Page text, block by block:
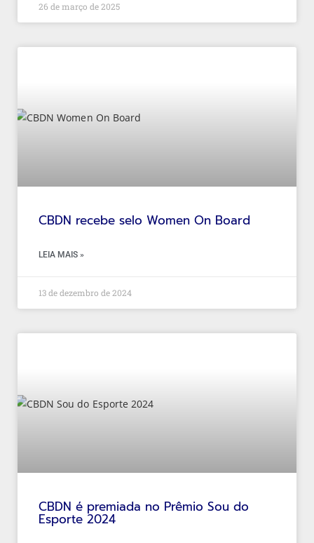
26 de março de 2025
CBDN recebe selo Women On Board
LEIA MAIS »
13 de dezembro de 2024
CBDN é premiada no Prêmio Sou do
Esporte 2024